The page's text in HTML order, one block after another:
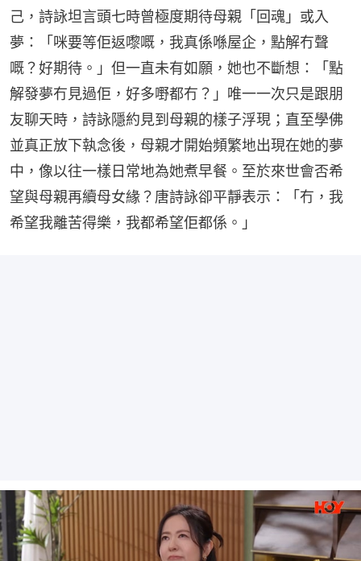
己，詩詠坦言頭七時曾極度期待母親「回魂」或入
夢：「咪要等佢返嚟嘅，我真係喺屋企，點解冇聲
嘅？好期待。」但一直未有如願，她也不斷想：「點
解發夢冇見過佢，好多嘢都冇？」唯一一次只是跟朋
友聊天時，詩詠隱約見到母親的樣子浮現；直至學佛
並真正放下執念後，母親才開始頻繁地出現在她的夢
中，像以往一樣日常地為她煮早餐。至於來世會否希
望與母親再續母女緣？唐詩詠卻平靜表示：「冇，我
希望我離苦得樂，我都希望佢都係。」